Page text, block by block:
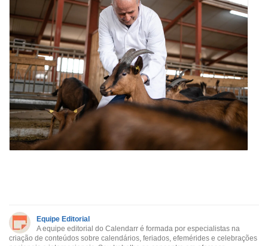
Equipe Editorial
A equipe editorial do Calendarr é formada por especialistas na
criação de conteúdos sobre calendários, feriados, efemérides e celebrações